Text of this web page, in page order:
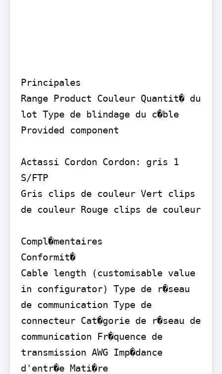
Principales
Range Product Couleur Quantit� du
lot Type de blindage du c�ble
Provided component
Actassi Cordon Cordon: gris 1
S/FTP
Gris clips de couleur Vert clips
de couleur Rouge clips de couleur
Compl�mentaires
Conformit�
Cable length (customisable value
in configurator) Type de r�seau
de communication Type de
connecteur Cat�gorie de r�seau de
communication Fr�quence de
transmission AWG Imp�dance
d'entr�e Mati�re